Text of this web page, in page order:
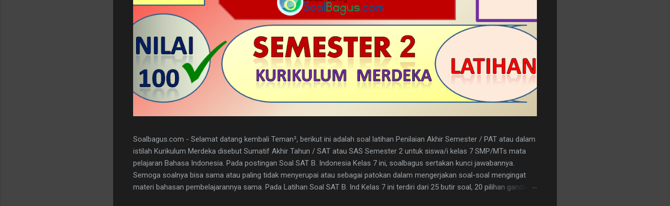
Soalbagus.com - Selamat datang kembali Teman², berikut ini adalah soal latihan Penilaian Akhir Semester / PAT atau dalam
istilah Kurikulum Merdeka disebut Sumatif Akhir Tahun / SAT atau SAS Semester 2 untuk siswa/i kelas 7 SMP/MTs mata
pelajaran Bahasa Indonesia. Pada postingan Soal SAT B. Indonesia Kelas 7 ini, soalbagus sertakan kunci jawabannya.
Semoga soalnya bisa sama atau paling tidak menyerupai atau sebagai patokan dalam mengerjakan soal-soal mengingat
materi bahasan pembelajarannya sama. Pada Latihan Soal SAT B. Ind Kelas 7 ini terdiri dari 25 butir soal, 20 pilihan ganda